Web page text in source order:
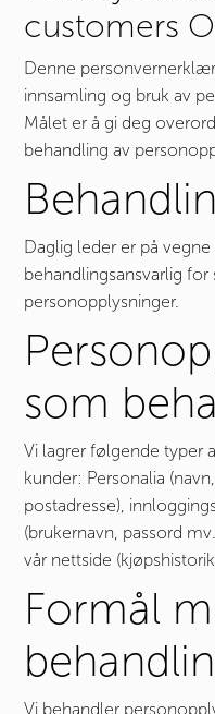
customers
Denne
innsamling og bruk av
Målet er å gi deg
behandling av
Daglig leder er på vegne
behandlingsansvarlig
personopplysninger.
som
Vi lagrer følgende typer
kunder: Personalia
postadresse),
(brukernavn, passord
vår nettside
Formål
Vi behandler